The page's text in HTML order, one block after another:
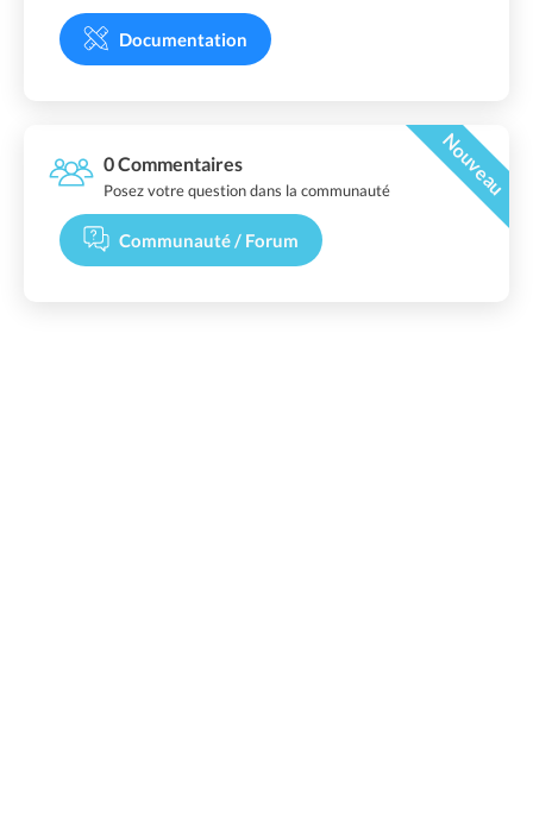
Documentation
0 Commentaires Nouveau
Posez votre question dans la communauté
Communauté / Forum